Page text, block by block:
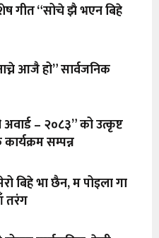
गीत “सोचे झै भएन बिहे
आजै हो” सार्वजनिक
अवार्ड – २०८३” को उत्कृष्ट
सम्पन्न
बिहे भा छैन, म पोइला गा
तरंग